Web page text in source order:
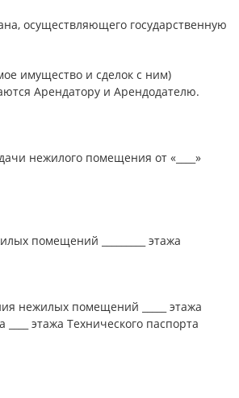
осуществляющего государственную
имущество и сделок с ним)
Арендатору и Арендодателю.
нежилого помещения от «____»
помещений _________ этажа
нежилых помещений _____ этажа
этажа Технического паспорта